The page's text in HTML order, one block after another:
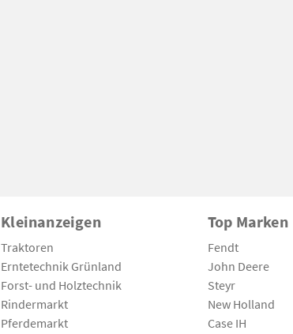
Kleinanzeigen
Traktoren
Erntetechnik Grünland
Forst- und Holztechnik
Rindermarkt
Pferdemarkt
Top Marken
Fendt
John Deere
Steyr
New Holland
Case IH